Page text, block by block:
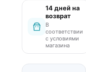
14 дней на
возврат
В
соответствии
с условиями
магазина